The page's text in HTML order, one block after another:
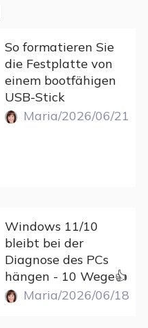
So formatieren Sie
die Festplatte von
einem bootfähigen
USB-Stick
Maria/2026/06/21
Windows 11/10
bleibt bei der
Diagnose des PCs
hängen - 10 Wege👍
Maria/2026/06/18